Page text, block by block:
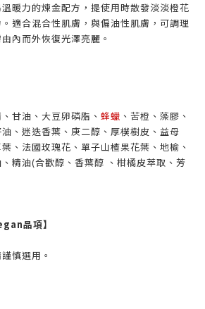
暖力的煉金配方，提使用時散發淡淡橙花
適合混合性肌膚，與偏油性肌膚，可調理
內而外恢復光澤亮麗。
甘油、大豆卵磷脂、 蜂蠟 、苦橙、藻膠、
、迷迭香葉、庚二醇、厚樸樹皮、益母
、法國玫瑰花、單子山楂果花葉、地榆、
精油(合歡醇、香葉醇 、柑橘皮萃取、芳
品項】
謹慎選用。